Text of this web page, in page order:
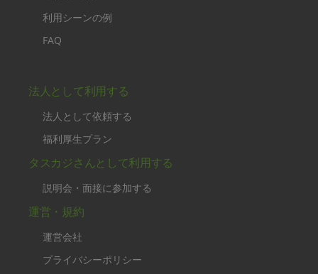
利用シーンの例
FAQ
法人として利用する
法人として依頼する
福利厚生プラン
タスカジさんとして利用する
説明会・面接に参加する
運営・規約
運営会社
プライバシーポリシー